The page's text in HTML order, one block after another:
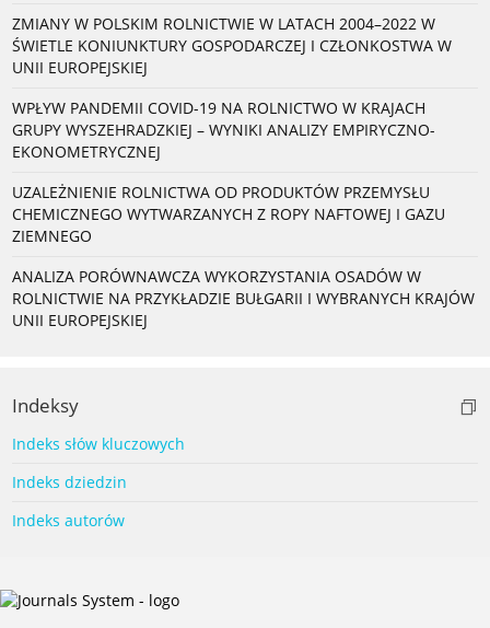
ZMIANY W POLSKIM ROLNICTWIE W LATACH 2004–2022 W
ŚWIETLE KONIUNKTURY GOSPODARCZEJ I CZŁONKOSTWA W
UNII EUROPEJSKIEJ
WPŁYW PANDEMII COVID-19 NA ROLNICTWO W KRAJACH
GRUPY WYSZEHRADZKIEJ – WYNIKI ANALIZY EMPIRYCZNO-
EKONOMETRYCZNEJ
UZALEŻNIENIE ROLNICTWA OD PRODUKTÓW PRZEMYSŁU
CHEMICZNEGO WYTWARZANYCH Z ROPY NAFTOWEJ I GAZU
ZIEMNEGO
ANALIZA PORÓWNAWCZA WYKORZYSTANIA OSADÓW W
ROLNICTWIE NA PRZYKŁADZIE BUŁGARII I WYBRANYCH KRAJÓW
UNII EUROPEJSKIEJ
Indeksy
Indeks słów kluczowych
Indeks dziedzin
Indeks autorów